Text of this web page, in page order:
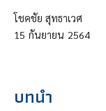
โชคชัย สุทธาเวศ
15 กันยายน 2564
บทนำ